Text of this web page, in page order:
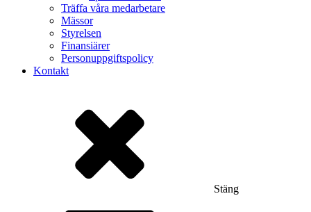
Träffa våra medarbetare
Mässor
Styrelsen
Finansiärer
Personuppgiftspolicy
Kontakt
Stäng